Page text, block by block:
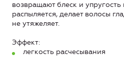
возвращают блеск и
распыляется, делает волосы
не утяжеляет.
Эффект:
легкость расчесывания